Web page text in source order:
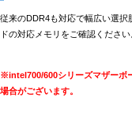
従来のDDR4も対応で幅広い選
ドの対応メモリをご確認ください
※intel700/600シリーズマザーボ
場合がございます。